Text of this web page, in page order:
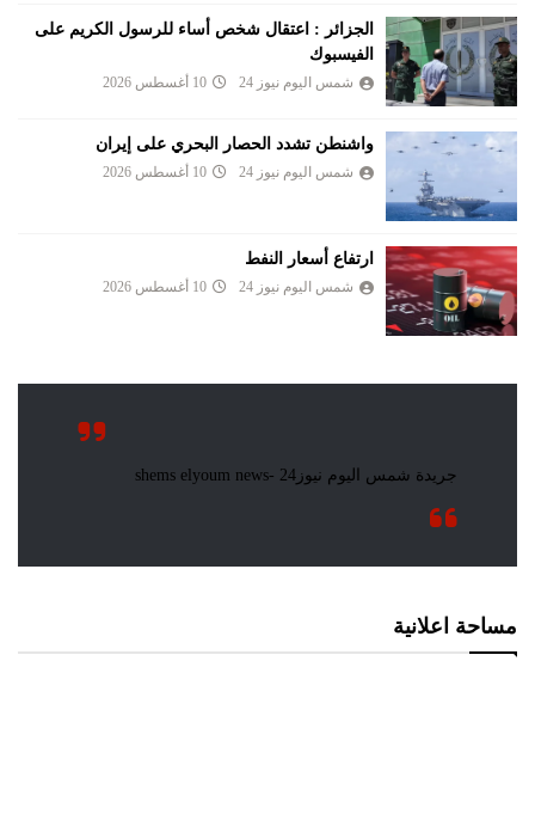
الجزائر : اعتقال شخص أساء للرسول الكريم على
الفيسبوك
شمس اليوم نيوز 24 10 أغسطس 2026
واشنطن تشدد الحصار البحري على إيران
شمس اليوم نيوز 24 10 أغسطس 2026
ارتفاع أسعار النفط
شمس اليوم نيوز 24 10 أغسطس 2026
مساحة اعلانية